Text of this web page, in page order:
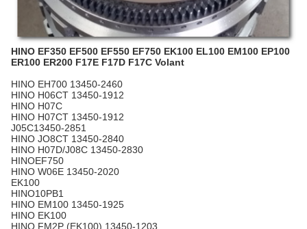
HINO EF350 EF500 EF550 EF750 EK100 EL100 EM100 EP100
ER100 ER200 F17E F17D F17C Volant
HINO EH700 13450-2460
HINO H06CT 13450-1912
HINO H07C
HINO H07CT 13450-1912
J05C13450-2851
HINO JO8CT 13450-2840
HINO H07D/J08C 13450-2830
HINOEF750
HINO W06E 13450-2020
EK100
HINO10PB1
HINO EM100 13450-1925
HINO EK100
HINO FM2P (EK100) 13450-1203